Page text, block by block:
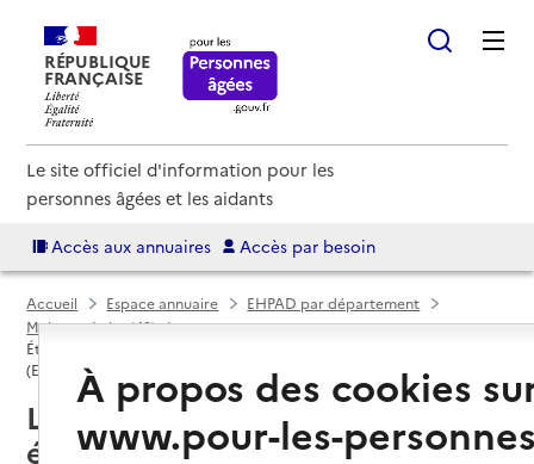
RÉPUBLIQUE
FRANÇAISE
Le site officiel d'information pour les
personnes âgées et les aidants
Accès aux annuaires Accès par besoin
Accueil Espace annuaire
EHPAD par département
Maine-et-Loire (49)
Établissement d'hébergement pour personnes âgées dépendantes
(EHPAD)
La Tessoualle (49280) : liste des
établissements d'hébergement
À propos des cookies
www.pour-les-